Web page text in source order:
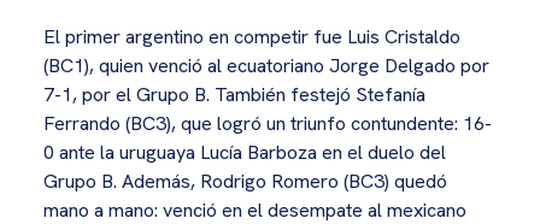
El primer argentino en competir fue Luis Cristaldo
(BC1), quien venció al ecuatoriano Jorge Delgado por
7-1, por el Grupo B. También festejó Stefanía
Ferrando (BC3), que logró un triunfo contundente: 16-
0 ante la uruguaya Lucía Barboza en el duelo del
Grupo B. Además, Rodrigo Romero (BC3) quedó
mano a mano: venció en el desempate al mexicano